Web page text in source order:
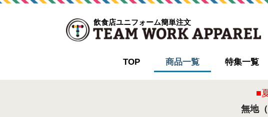
飲食店ユニフォーム簡単注文
TOP 商品一覧 特集一覧
■
無地